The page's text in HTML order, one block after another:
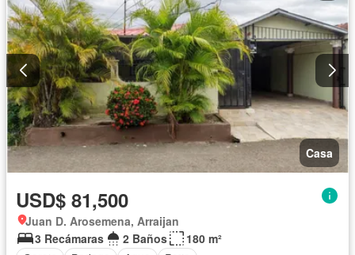
Casa
USD$ 81,500
Juan D. Arosemena, Arraijan
3 Recámaras
2 Baños
180 m²